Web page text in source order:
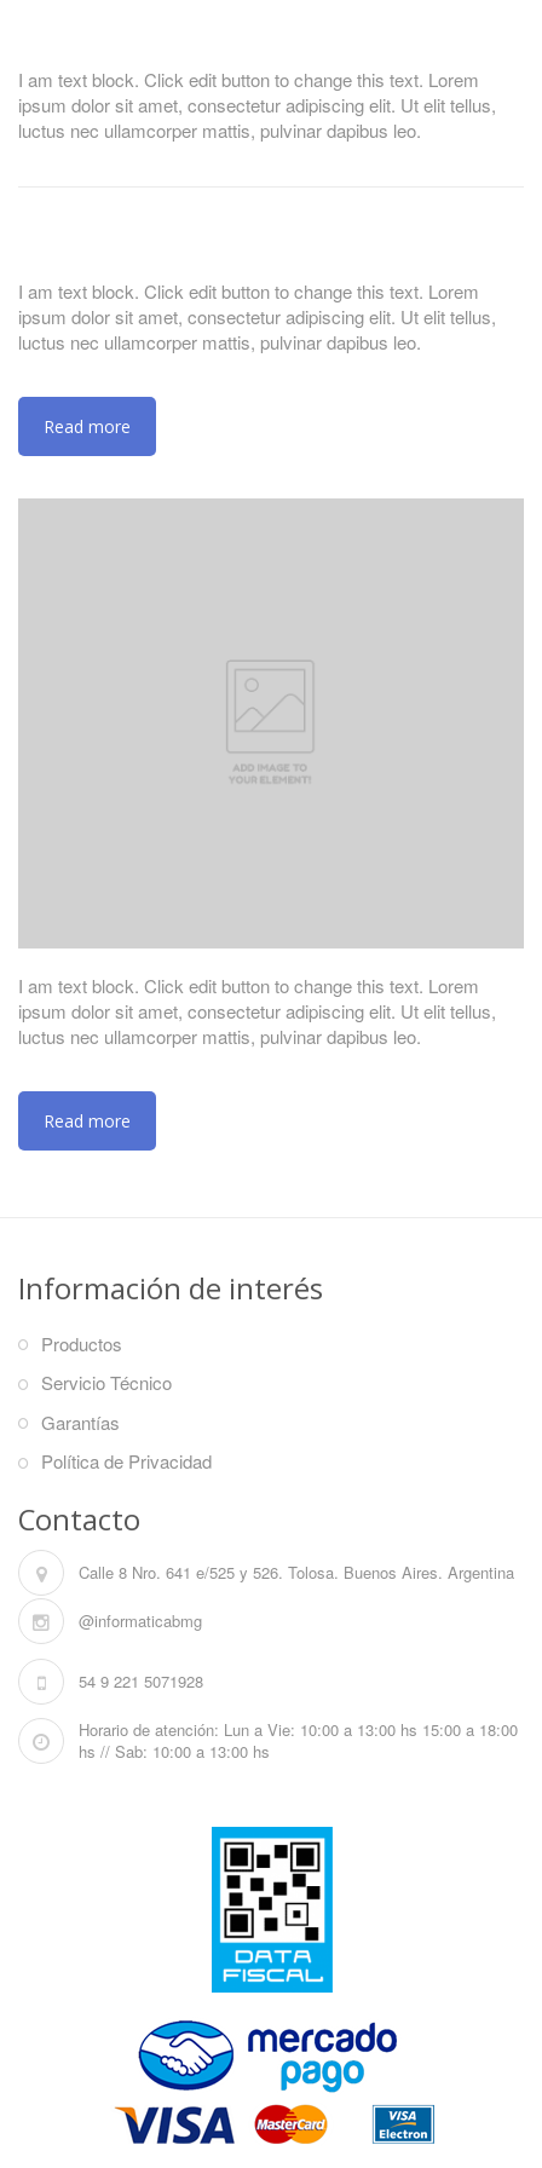
I am text block. Click edit button to change this text. Lorem
ipsum dolor sit amet, consectetur adipiscing elit. Ut elit tellus,
luctus nec ullamcorper mattis, pulvinar dapibus leo.
I am text block. Click edit button to change this text. Lorem
ipsum dolor sit amet, consectetur adipiscing elit. Ut elit tellus,
luctus nec ullamcorper mattis, pulvinar dapibus leo.
Read more
I am text block. Click edit button to change this text. Lorem
ipsum dolor sit amet, consectetur adipiscing elit. Ut elit tellus,
luctus nec ullamcorper mattis, pulvinar dapibus leo.
Read more
Información de interés
Productos
Servicio Técnico
Garantías
Política de Privacidad
Contacto
Calle 8 Nro. 641 e/525 y 526. Tolosa. Buenos Aires. Argentina
@informaticabmg
54 9 221 5071928
Horario de atención: Lun a Vie: 10:00 a 13:00 hs 15:00 a 18:00
hs // Sab: 10:00 a 13:00 hs